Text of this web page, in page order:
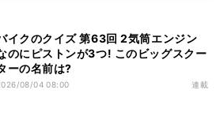
イクのクイズ 第63回 2気筒エンジン
のにピストンが3つ! このビッグスクー
ーの名前は?
08/04 08:00 連載